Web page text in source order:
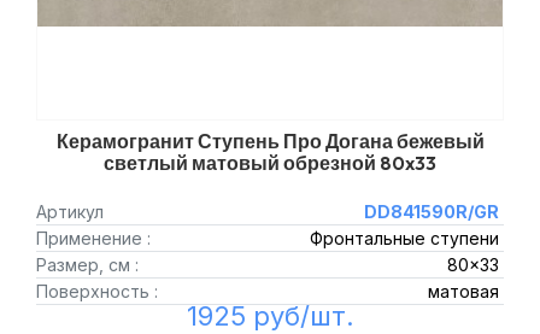
Керамогранит Ступень Про Догана бежевый
светлый матовый обрезной 80x33
Артикул
DD841590R/GR
Применение :
Фронтальные ступени
Размер, см :
80x33
Поверхность :
матовая
1925 руб/шт.